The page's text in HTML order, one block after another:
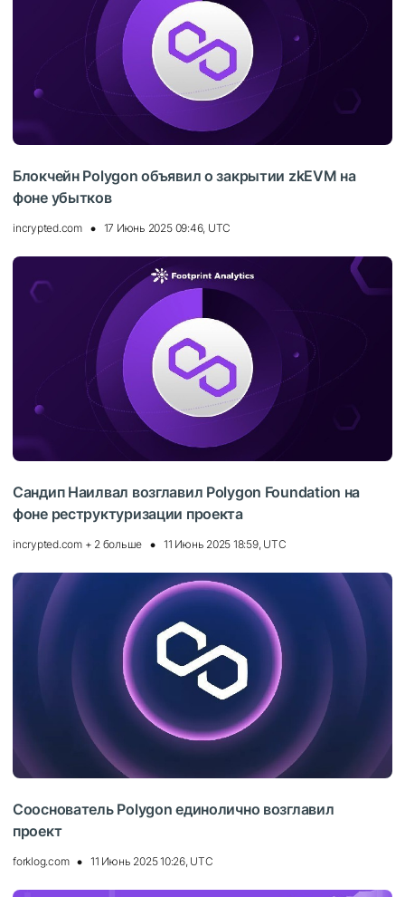
Блокчейн Polygon объявил о закрытии zkEVM на
фоне убытков
incrypted.com 17 Июнь 2025 09:46, UTC
Сандип Наилвал возглавил Polygon Foundation на
фоне реструктуризации проекта
incrypted.com + 2 больше 11 Июнь 2025 18:59, UTC
Сооснователь Polygon единолично возглавил
проект
forklog.com 11 Июнь 2025 10:26, UTC